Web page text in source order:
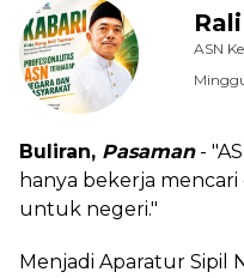
ASN
Buliran, Pasaman-
hanya bekerja
untuk negeri."
Menjadi Aparatur Sipil